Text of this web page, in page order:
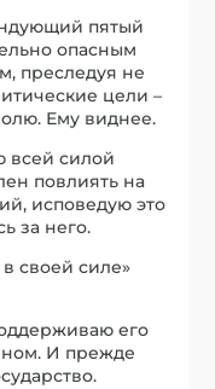
пятый
опасным
преследуя не
цели –
Ему виднее.
всей силой
повлиять на
исповедую это
за него.
своей силе»
его
И прежде